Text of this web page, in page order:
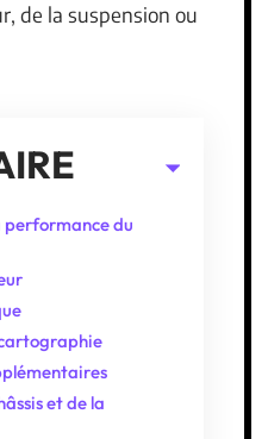
de la suspension ou
du
et de la